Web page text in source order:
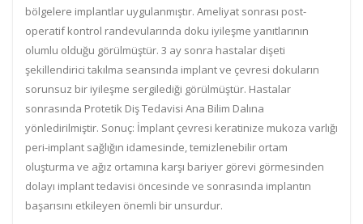
bölgelere implantlar uygulanmıştır. Ameliyat sonrası post-
operatif kontrol randevularında doku iyileşme yanıtlarının
olumlu olduğu görülmüştür. 3 ay sonra hastalar dişeti
şekillendirici takılma seansında implant ve çevresi dokuların
sorunsuz bir iyileşme sergilediği görülmüştür. Hastalar
sonrasında Protetik Diş Tedavisi Ana Bilim Dalına
yönledirilmiştir. Sonuç: İmplant çevresi keratinize mukoza varlığı
peri-implant sağlığın idamesinde, temizlenebilir ortam
oluşturma ve ağız ortamına karşı bariyer görevi görmesinden
dolayı implant tedavisi öncesinde ve sonrasında implantın
başarısını etkileyen önemli bir unsurdur.